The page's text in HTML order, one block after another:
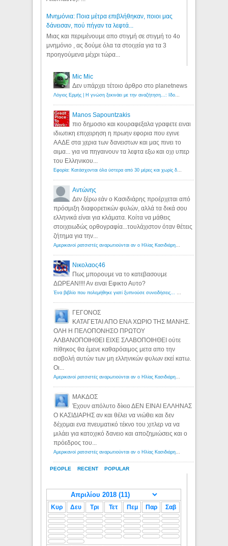
Μνημόνια: Ποια μέτρα επιβλήθηκαν, ποιοι μας
δάνεισαν, πού πήγαν τα λεφτά...
Μιας και περιμένουμε απο στιγμή σε στιγμή το 4ο
μνημόνιο , ας δούμε όλα τα στοιχεία για τα 3
προηγούμενα μέχρι τώρα...
PEOPLE RECENT POPULAR
Mic Mic
Δεν υπάρχει τέτοιο άρθρο στο planetnews
Λόγιος Ερμής | Η γνώση ξεκινάει με την αναζήτηση...: Ιδού οι 18 που χρωστούν 11 δις ευρώ!
Manos Sapountzakis
πιο δημοσιο και κουραφεξαλα γραφετε ειναι
ιδιωτικη επιχειρηση η πρωην εφορια που εγινε
ΑΑΔΕ στα χερια των δανειστων και μας πινει το
αιμα... για να πηγαινουν τα λεφτα εξω και οχι υπερ
του Ελληνικου...
Εφορία: Κατάσχονται όλα ύστερα από 30 μέρες και χωρίς δικαστικές αποφάσεις - Λόγιος Ερμής
Αντώνης
Δεν ξέρω εάν ο Κασιδιάρης προέρχεται από
πρόσμιξη διαφορετικών φυλών, αλλά τα δικά σου
ελληνικά είναι για κλάματα. Κοίτα να μάθεις
στοιχειωδώς ορθογραφία...τουλάχιστον όταν θέτεις
ζήτημα για την...
Αμερικανοί ρατσιστές αναρωτιούνται αν ο Ηλίας Κασιδιάρης ανήκει στη λευκή φυλή... - Λόγιος Ερμής
Νικολαος46
Πως μπορουμε να το κατεβασουμε
ΔΩΡΕΑΝ!!!! Αν ειναι Εφικτο Αυτο?
Ένα βιβλίο που πολεμήθηκε γιατί ξυπνούσε συνειδήσεις... - Λόγιος Ερμής | Η γνώση ξεκινάει με την αναζήτηση...
ΓΕΓΟΝΟΣ
ΚΑΤΑΓΕΤΑΙ ΑΠΟ ΕΝΑ ΧΩΡΙΟ ΤΗΣ ΜΑΝΗΣ.
ΟΛΗ Η ΠΕΛΟΠΟΝΗΣΟ ΠΡΩΤΟΥ
ΑΛΒΑΝΟΠΟΙΗΘΕΙ ΕΙΧΕ ΣΛΑΒΟΠΟΙΗΘΕΙ ούτε
πίθηκος θα έμενε καθαρόαιμος μετα απο την
εισβολή αυτών των μη ελληνικών φυλων εκεί κατω.
Οι...
Αμερικανοί ρατσιστές αναρωτιούνται αν ο Ηλίας Κασιδιάρης ανήκει στη λευκή φυλή... - Λόγιος Ερμής
ΜΑΚΔΟΣ
Έχουν απόλυτο δίκιο ΔΕΝ ΕΙΝΑΙ ΕΛΛΗΝΑΣ
Ο ΚΑΣΙΔΙΑΡΗΣ αν και θέλει να νιώθει και δεν
δέχομαι ενα πνευματικό τέκνο του χιτλερ να να
μιλάει για κατοχικό δανειο και αποζημιώσεις και ο
πρόεδρος του...
Αμερικανοί ρατσιστές αναρωτιούνται αν ο Ηλίας Κασιδιάρης ανήκει στη λευκή φυλή... - Λόγιος Ερμής
Κυρ Δευ Τρι Τετ Πεμ Παρ Σαβ